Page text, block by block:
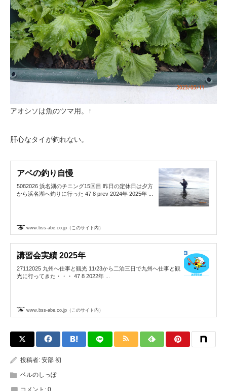
アオシソは魚のツマ用。↑
肝心なタイが釣れない。
アベの釣り自慢
5082026 浜名湖のチニング15回目 昨日の定休日は夕方
から浜名湖へ釣りに行った 47 8 prev 2024年 2025年 ...
www.bss-abe.co.jp（このサイト内）
講習会実績 2025年
27112025 九州へ仕事と観光 11/23から二泊三日で九州へ仕事と観
光に行ってきた・・・ 47 8 2022年 ...
www.bss-abe.co.jp（このサイト内）
投稿者: 安部 初
ベルのしっぽ
コメント: 0